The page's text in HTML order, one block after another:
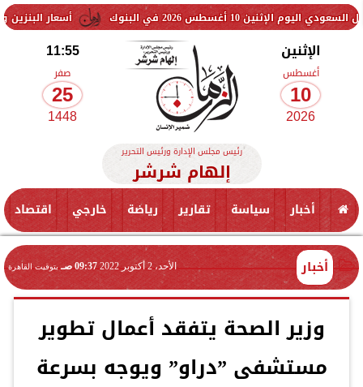
أسعار البنزين والسولار 2026 في البنوك
الإثنين
أغسطس
10
2026
11:55
صفر
25
1448
رئيس مجلس الإدارة ورئيس التحرير
إلهام شرشر
أخبار سياسة تقارير رياضة خارجي اقتصاد
أخبار الأحد، 2 أكتوبر 2022 09:37 صـ بتوقيت القاهرة
وزير الصحة يتفقد أعمال تطوير
مستشفى ”دراو” ويوجه بسرعة